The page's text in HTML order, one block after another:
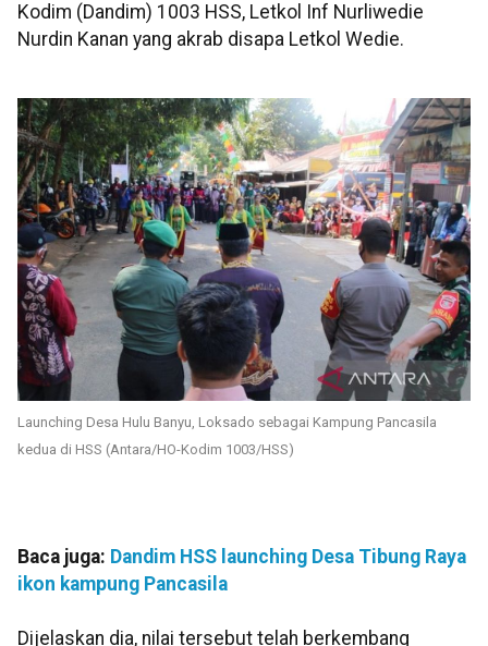
Kodim (Dandim) 1003 HSS, Letkol Inf Nurliwedie
Nurdin Kanan yang akrab disapa Letkol Wedie.
Launching Desa Hulu Banyu, Loksado sebagai Kampung Pancasila
kedua di HSS (Antara/HO-Kodim 1003/HSS)
Baca juga: Dandim HSS launching Desa Tibung Raya
ikon kampung Pancasila
Dijelaskan dia, nilai tersebut telah berkembang